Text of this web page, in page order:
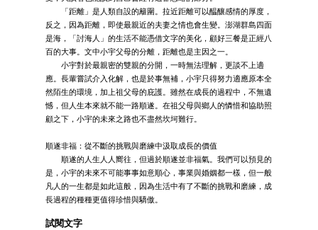
「距離」是人類自設的籬圍。拉近距離可以醖釀感情的厚度，
反之，因為距離，即使最親近的夫妻之情也會生變。澎湖群島四面
是海，「討海人」的生活不能憑借文字的美化，顧好三餐是正經八
百的大事。文中小宇父母的分離，距離也是主因之一。
小宇對於最親密的雙親的分開，一時無法理解，更談不上適
應。長輩嘗試介入化解，也是於事無補，小宇只得努力適應原本全
然陌生的環境，加上祖父母的庇護。雖然在成長的過程中，不無遺
憾，但人生本來就不能一路順遂。在祖父母與鄉人的憐惜和協助照
顧之下，小宇的未來之路也不盡然坎坷難行。
順遂非福：從不斷的挑戰與磨練中汲取成長的價值
順遂的人生人人嚮往，但過於順遂並非福氣。我們可以預見的
是，小宇的未來不可能事事如意順心，事業與婚姻都一樣，但一般
凡人的一生都是如此這般，因為生活中有了不斷的挑戰和磨練，成
長過程的種種更值得珍惜與驕傲。
試閱文字